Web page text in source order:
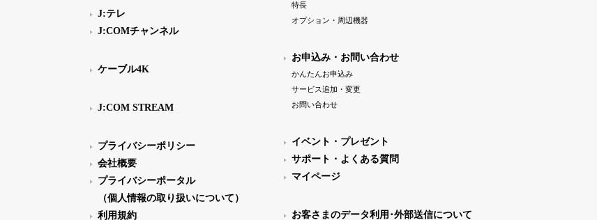
J:テレ
J:COMチャンネル
ケーブル4K
J:COM STREAM
プライバシーポリシー
会社概要
プライバシーポータル
（個人情報の取り扱いについて）
利用規約
特長
オプション・周辺機器
お申込み・お問い合わせ
かんたんお申込み
サービス追加・変更
お問い合わせ
イベント・プレゼント
サポート・よくある質問
マイページ
お客さまのデータ利用･外部送信について